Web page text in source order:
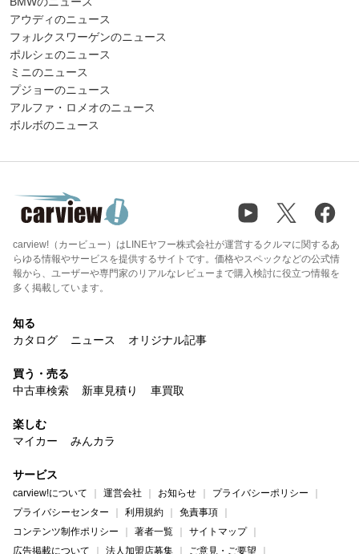
アウディのニュース
フォルクスワーゲンのニュース
ポルシェのニュース
ミニのニュース
プジョーのニュース
アルファ・ロメオのニュース
ボルボのニュース
carview!（カービュー）はLINEヤフー株式会社が運営するクルマに関するあ
らゆる情報やサービスを提供するサイトです。価格やスペックなどの公式情
報から、ユーザーや専門家のリアルなレビューまで購入検討に役立つ情報を
多く掲載しています。
知る
カタログ
ニュース オリジナル記事
買う・売る
中古車検索
新車見積り 車買取
楽しむ
マイカー
みんカラ
サービス
carview!について 運営会社 お知らせ
プライバシーポリシー
プライバシーセンター
利用規約
免責事項
コンテンツ制作ポリシー
著者一覧
サイトマップ
広告掲載について
法人加盟店募集 ご意見・ご要望